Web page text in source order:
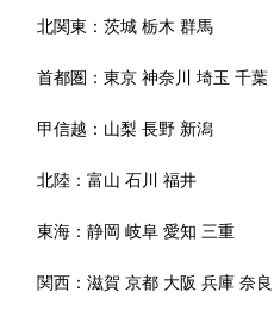
北関東：茨城 栃木 群馬
首都圏：東京 神奈川 埼玉 千葉
甲信越： 山梨 長野 新潟
北陸：富山 石川 福井
東海：静岡 岐阜 愛知 三重
関西：滋賀 京都 大阪 兵庫 奈良